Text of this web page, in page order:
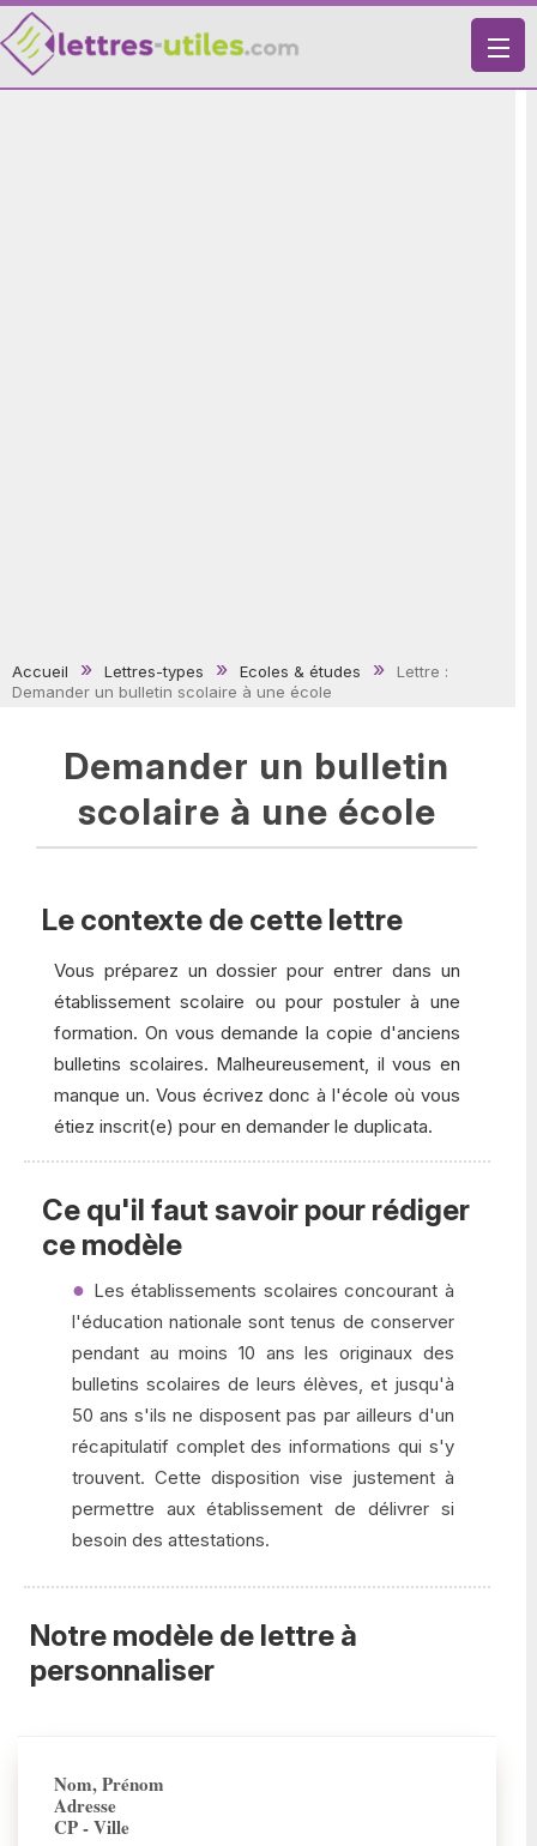
X
Accueil Lettres-types Ecoles & études
Lettre :
Demander un bulletin scolaire à une école
Demander un bulletin
scolaire à une école
Le contexte de cette lettre
Vous préparez un dossier pour entrer dans un
établissement scolaire ou pour postuler à une
formation. On vous demande la copie d'anciens
bulletins scolaires. Malheureusement, il vous en
manque un. Vous écrivez donc à l'école où vous
étiez inscrit(e) pour en demander le duplicata.
Ce qu'il faut savoir pour rédiger
ce modèle
Les établissements scolaires concourant à
l'éducation nationale sont tenus de conserver
pendant au moins 10 ans les originaux des
bulletins scolaires de leurs élèves, et jusqu'à
50 ans s'ils ne disposent pas par ailleurs d'un
récapitulatif complet des informations qui s'y
trouvent. Cette disposition vise justement à
permettre aux établissement de délivrer si
besoin des attestations.
Notre modèle de lettre à
personnaliser
Nom, Prénom
Adresse
CP - Ville